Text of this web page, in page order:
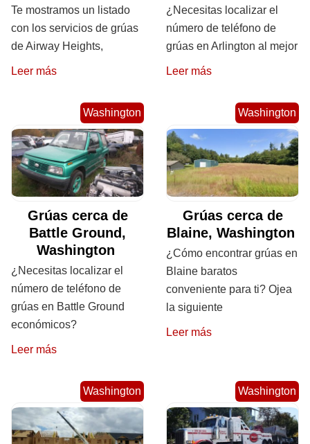
Te mostramos un listado
con los servicios de grúas
de Airway Heights,
Leer más
¿Necesitas localizar el
número de teléfono de
grúas en Arlington al mejor
Leer más
Washington
Grúas cerca de
Battle Ground,
Washington
¿Necesitas localizar el
número de teléfono de
grúas en Battle Ground
económicos?
Leer más
Washington
Grúas cerca de
Blaine, Washington
¿Cómo encontrar grúas en
Blaine baratos
conveniente para ti? Ojea
la siguiente
Leer más
Washington Washington